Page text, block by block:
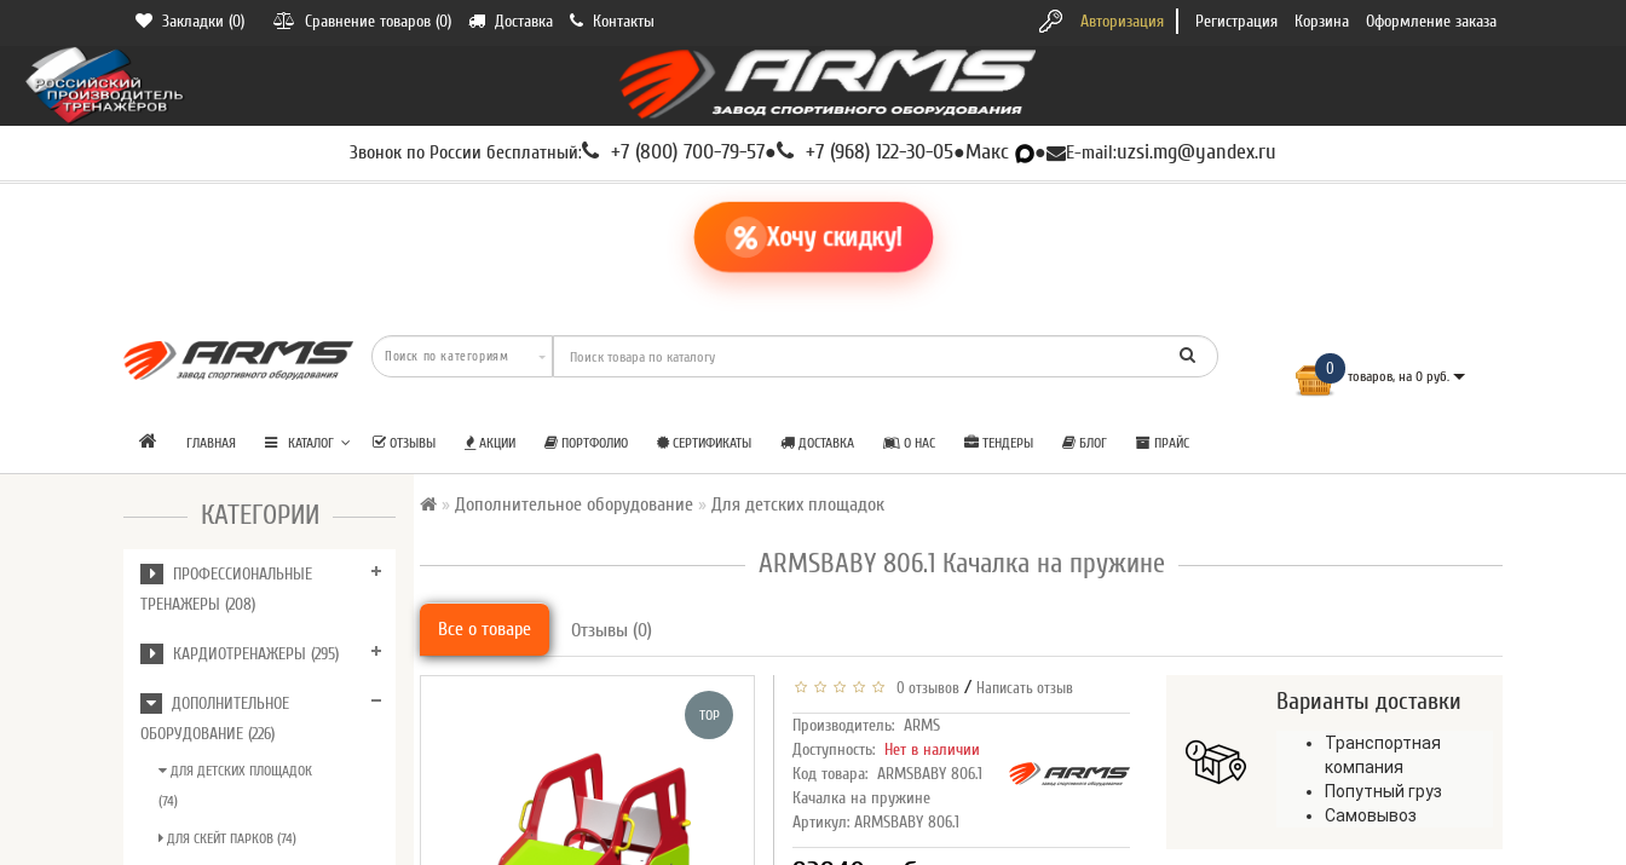
Закладки (0) Сравнение товаров (0) Доставка Контакты Авторизация Регистрация Корзина Оформление заказа
Звонок по России бесплатный: +7 (800) 700-79-57● +7 (968) 122-30-05●Макс ● E-mail:uzsi.mg@yandex.ru
Хочу скидку!
0 товаров, на 0 руб.
ГЛАВНАЯ КАТАЛОГ ОТЗЫВЫ АКЦИИ ПОРТФОЛИО СЕРТИФИКАТЫ ДОСТАВКА О НАС ТЕНДЕРЫ БЛОГ ПРАЙС
КАТЕГОРИИ
ПРОФЕССИОНАЛЬНЫЕ
ТРЕНАЖЕРЫ (208)
КАРДИОТРЕНАЖЕРЫ (295)
ДОПОЛНИТЕЛЬНОЕ
ОБОРУДОВАНИЕ (226)
ДЛЯ ДЕТСКИХ ПЛОЩАДОК
(74)
ДЛЯ СКЕЙТ ПАРКОВ (74)
Дополнительное оборудование Для детских площадок
ARMSBABY 806.1 Качалка на пружине
Все о товаре Отзывы (0)
TOP
0 отзывов / Написать отзыв
Производитель: ARMS
Доступность: Нет в наличии
Код товара: ARMSBABY 806.1
Качалка на пружине
Артикул: ARMSBABY 806.1
Варианты доставки
Транспортная
компания
Попутный груз
Самовывоз